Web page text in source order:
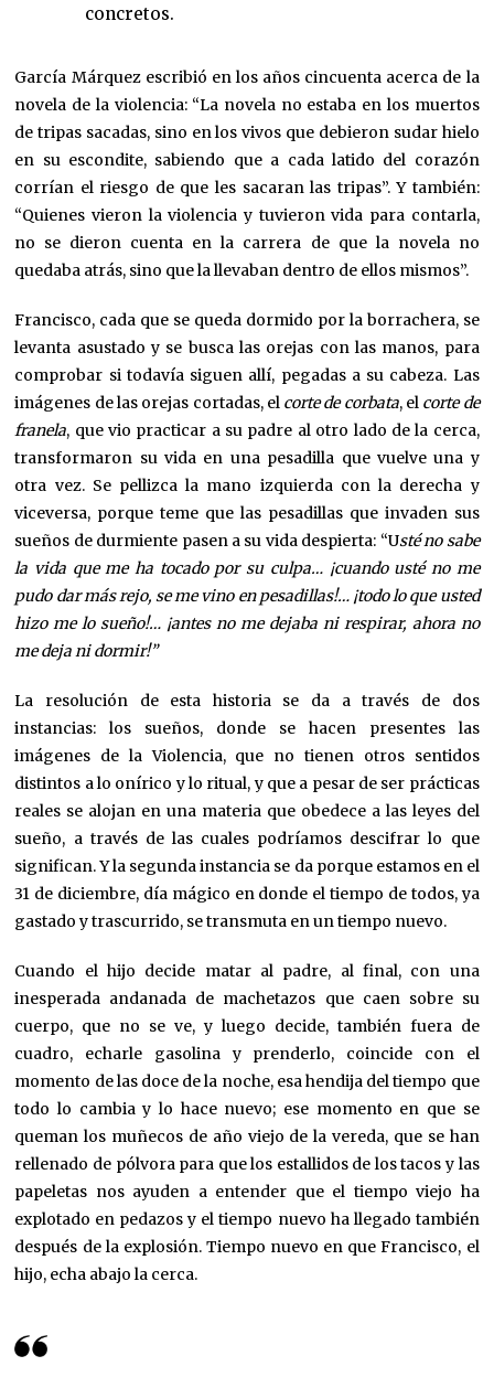
concretos.
García Márquez escribió en los años cincuenta acerca de la
novela de la violencia: “La novela no estaba en los muertos
de tripas sacadas, sino en los vivos que debieron sudar hielo
en su escondite, sabiendo que a cada latido del corazón
corrían el riesgo de que les sacaran las tripas”. Y también:
“Quienes vieron la violencia y tuvieron vida para contarla,
no se dieron cuenta en la carrera de que la novela no
quedaba atrás, sino que la llevaban dentro de ellos mismos”.
Francisco, cada que se queda dormido por la borrachera, se
levanta asustado y se busca las orejas con las manos, para
comprobar si todavía siguen allí, pegadas a su cabeza. Las
imágenes de las orejas cortadas, el corte de corbata, el corte de
franela, que vio practicar a su padre al otro lado de la cerca,
transformaron su vida en una pesadilla que vuelve una y
otra vez. Se pellizca la mano izquierda con la derecha y
viceversa, porque teme que las pesadillas que invaden sus
sueños de durmiente pasen a su vida despierta: “Usté no sabe
la vida que me ha tocado por su culpa… ¡cuando usté no me
pudo dar más rejo, se me vino en pesadillas!… ¡todo lo que usted
hizo me lo sueño!… ¡antes no me dejaba ni respirar, ahora no
me deja ni dormir!”
La resolución de esta historia se da a través de dos
instancias: los sueños, donde se hacen presentes las
imágenes de la Violencia, que no tienen otros sentidos
distintos a lo onírico y lo ritual, y que a pesar de ser prácticas
reales se alojan en una materia que obedece a las leyes del
sueño, a través de las cuales podríamos descifrar lo que
significan. Y la segunda instancia se da porque estamos en el
31 de diciembre, día mágico en donde el tiempo de todos, ya
gastado y trascurrido, se transmuta en un tiempo nuevo.
Cuando el hijo decide matar al padre, al final, con una
inesperada andanada de machetazos que caen sobre su
cuerpo, que no se ve, y luego decide, también fuera de
cuadro, echarle gasolina y prenderlo, coincide con el
momento de las doce de la noche, esa hendija del tiempo que
todo lo cambia y lo hace nuevo; ese momento en que se
queman los muñecos de año viejo de la vereda, que se han
rellenado de pólvora para que los estallidos de los tacos y las
papeletas nos ayuden a entender que el tiempo viejo ha
explotado en pedazos y el tiempo nuevo ha llegado también
después de la explosión. Tiempo nuevo en que Francisco, el
hijo, echa abajo la cerca.